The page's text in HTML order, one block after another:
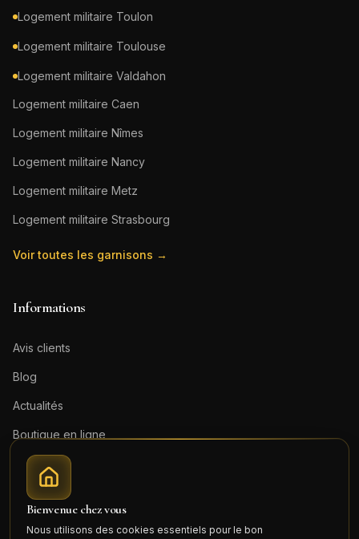
Logement militaire Toulon
Logement militaire Toulouse
Logement militaire Valdahon
Logement militaire Caen
Logement militaire Nîmes
Logement militaire Nancy
Logement militaire Metz
Logement militaire Strasbourg
Voir toutes les garnisons →
Informations
Avis clients
Blog
Actualités
Boutique en ligne
Contact
Mentions légales
Bienvenue chez vous
Nous utilisons des cookies essentiels pour le bon